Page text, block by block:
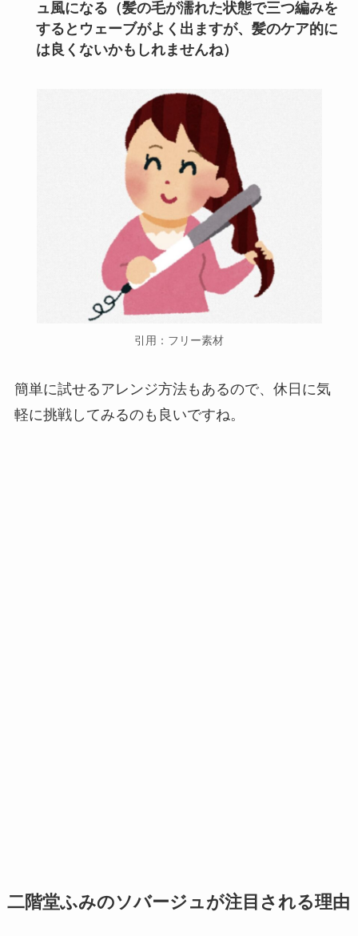
ュ風になる（髪の毛が濡れた状態で三つ編みを
するとウェーブがよく出ますが、髪のケア的に
は良くないかもしれませんね）
引用：フリー素材
簡単に試せるアレンジ方法もあるので、休日に気
軽に挑戦してみるのも良いですね。
二階堂ふみのソバージュが注目される理由